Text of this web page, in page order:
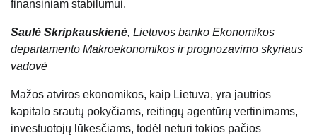
finansiniam stabilumui.
Saulė Skripkauskienė, Lietuvos banko Ekonomikos
departamento Makroekonomikos ir prognozavimo skyriaus
vadovė
Mažos atviros ekonomikos, kaip Lietuva, yra jautrios
kapitalo srautų pokyčiams, reitingų agentūrų vertinimams,
investuotojų lūkesčiams, todėl neturi tokios pačios